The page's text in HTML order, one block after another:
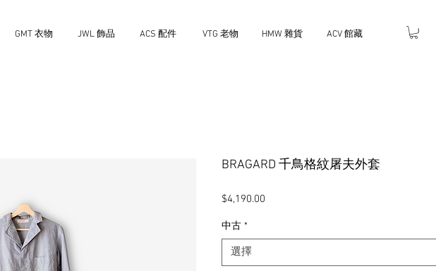
GMT 衣物 JWL 飾品 ACS 配件 VTG 老物 HMW 雜貨 ACV 館藏
BRAGARD 千鳥格紋屠夫外套
$4,190.00
中古 *
選擇